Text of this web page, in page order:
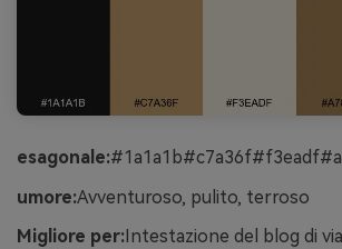
esagonale:
umore:Avventuroso, pulito, terroso
Migliore per: Intestazione del blog di